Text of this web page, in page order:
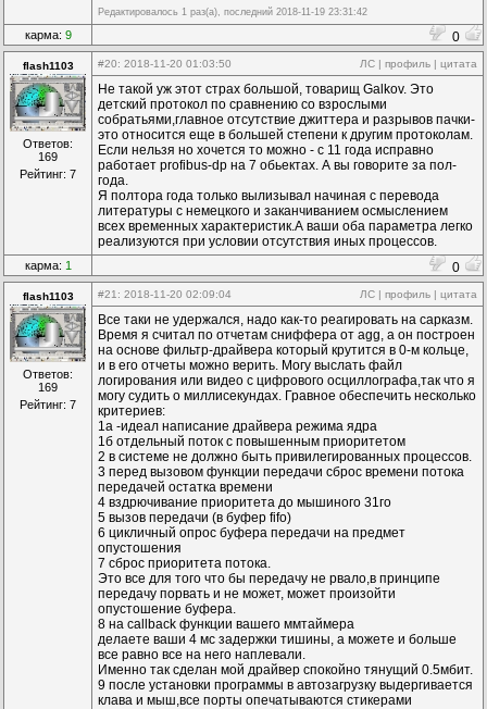
Редактировалось 1 раз(а), последний 2018-11-19 23:31:42
карма: 9 0
flash1103
Ответов:
169
Рейтинг: 7
#20: 2018-11-20 01:03:50 ЛС | профиль | цитата
Не такой уж этот страх большой, товарищ Galkov. Это
детский протокол по сравнению со взрослыми
собратьями,главное отсутствие джиттера и разрывов пачки-
это относится еще в большей степени к другим протоколам.
Если нельзя но хочется то можно - с 11 года исправно
работает profibus-dp на 7 обьектах. А вы говорите за пол-
года.
Я полтора года только вылизывал начиная с перевода
литературы с немецкого и заканчиванием осмыслением
всех временных характеристик.А ваши оба параметра легко
реализуются при условии отсутствия иных процессов.
карма: 1 0
flash1103
Ответов:
169
Рейтинг: 7
#21 : 2018-11-20 02:09:04 ЛС | профиль | цитата
Все таки не удержался, надо как-то реагировать на сарказм.
Время я считал по отчетам сниффера от agg, а он построен
на основе фильтр-драйвера который крутится в 0-м кольце,
и в его отчеты можно верить. Могу выслать файл
логирования или видео с цифрового осциллографа,так что я
могу судить о миллисекундах. Гравное обеспечить несколько
критериев:
1а -идеал написание драйвера режима ядра
1б отдельный поток с повышенным приоритетом
2 в системе не должно быть привилегированных процессов.
3 перед вызовом функции передачи сброс времени потока
передачей остатка времени
4 вздрючивание приоритета до мышиного 31го
5 вызов передачи (в буфер fifo)
6 цикличный опрос буфера передачи на предмет
опустошения
7 сброс приоритета потока.
Это все для того что бы передачу не рвало,в принципе
передачу порвать и не может, может произойти
опустошение буфера.
8 на callback функции вашего ммтаймера
делаете ваши 4 мс задержки тишины, а можете и больше
все равно все на него наплевали.
Именно так сделан мой драйвер спокойно тянущий 0.5мбит.
9 после установки программы в автозагрузку выдергивается
клава и мыш,все порты опечатываются стикерами